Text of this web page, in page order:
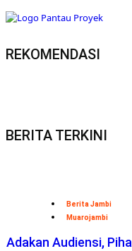
REKOMENDASI
BERITA TERKINI
Berita Jambi
Muarojambi
Adakan Audiensi,